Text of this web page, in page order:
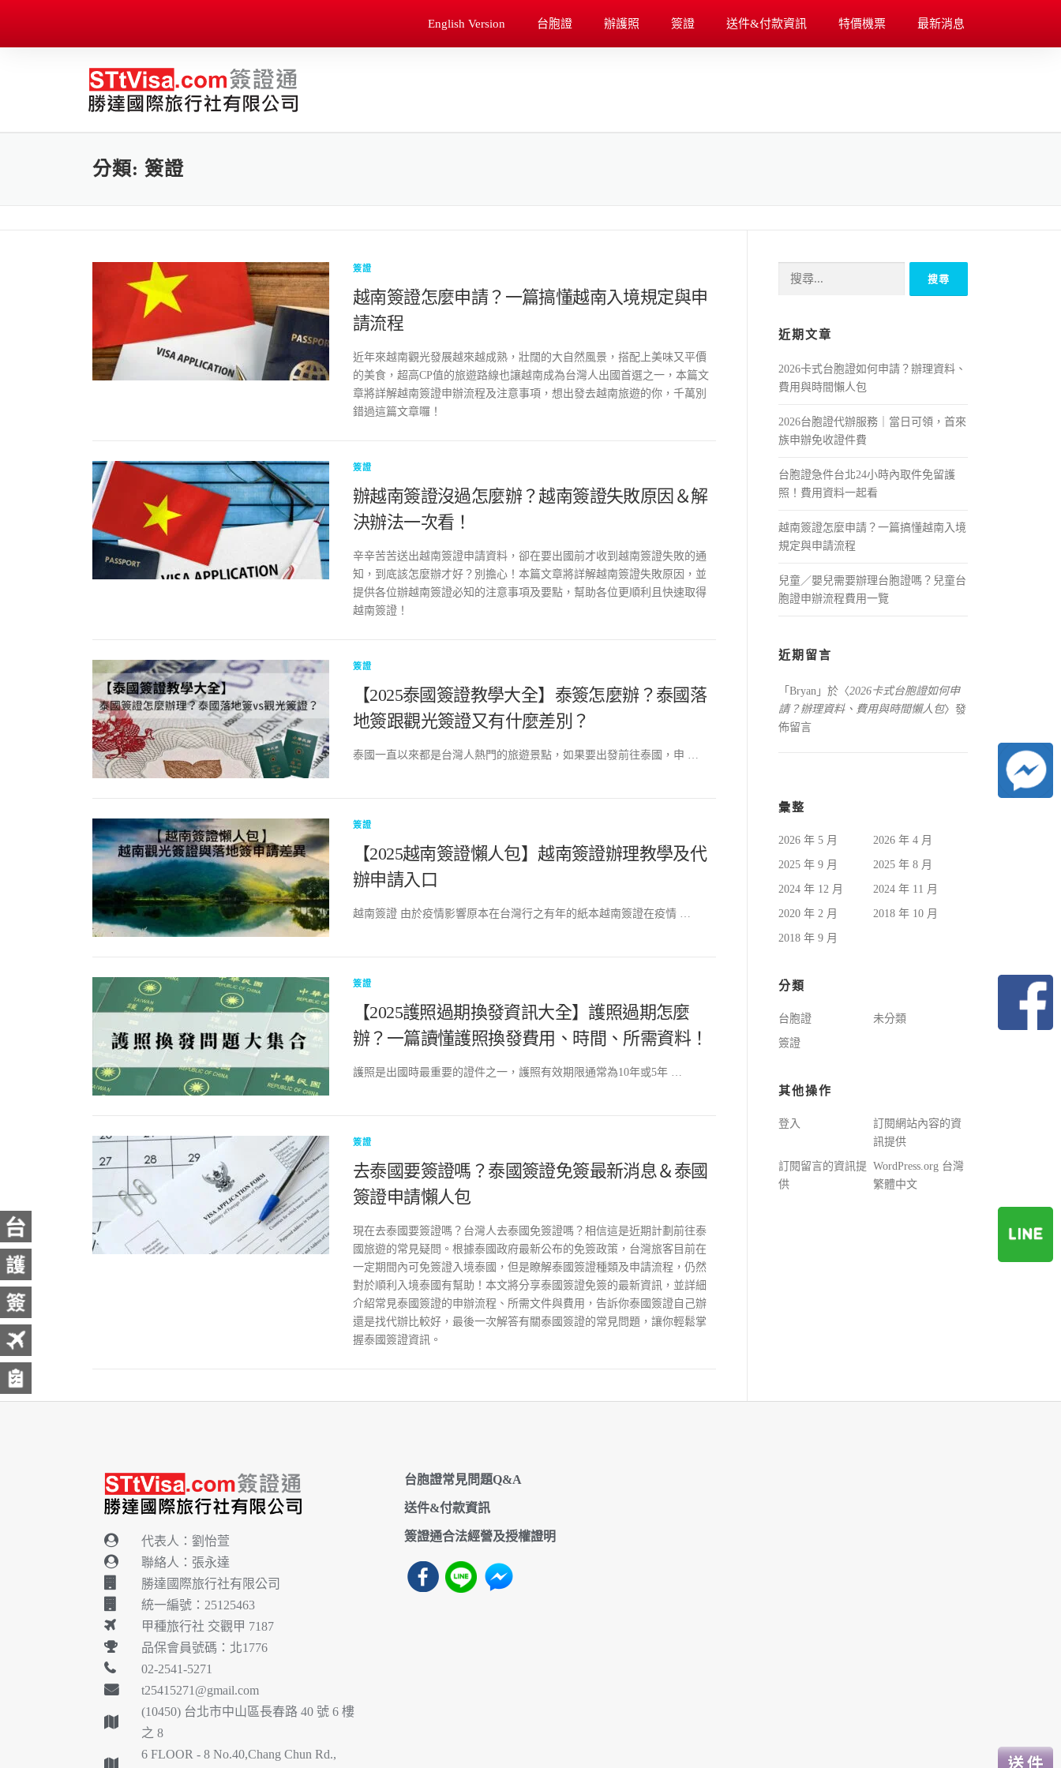
English Version 台胞證 辦護照 簽證 送件&付款資訊 特價機票 最新消息
分類: 簽證
簽證
越南簽證怎麼申請？一篇搞懂越南入境規定與申
請流程
近年來越南觀光發展越來越成熟，壯闊的大自然風景，搭配上美味又平價
的美食，超高CP值的旅遊路線也讓越南成為台灣人出國首選之一，本篇文
章將詳解越南簽證申辦流程及注意事項，想出發去越南旅遊的你，千萬別
錯過這篇文章囉！
簽證
辦越南簽證沒過怎麼辦？越南簽證失敗原因＆解
決辦法一次看！
辛辛苦苦送出越南簽證申請資料，卻在要出國前才收到越南簽證失敗的通
知，到底該怎麼辦才好？別擔心！本篇文章將詳解越南簽證失敗原因，並
提供各位辦越南簽證必知的注意事項及要點，幫助各位更順利且快速取得
越南簽證！
簽證
【2025泰國簽證教學大全】泰簽怎麼辦？泰國落
地簽跟觀光簽證又有什麼差別？
泰國一直以來都是台灣人熱門的旅遊景點，如果要出發前往泰國，申 …
簽證
【2025越南簽證懶人包】越南簽證辦理教學及代
辦申請入口
越南簽證 由於疫情影響原本在台灣行之有年的紙本越南簽證在疫情 …
簽證
【2025護照過期換發資訊大全】護照過期怎麼
辦？一篇讀懂護照換發費用、時間、所需資料！
護照是出國時最重要的證件之一，護照有效期限通常為10年或5年 …
簽證
去泰國要簽證嗎？泰國簽證免簽最新消息＆泰國
簽證申請懶人包
現在去泰國要簽證嗎？台灣人去泰國免簽證嗎？相信這是近期計劃前往泰
國旅遊的常見疑問。根據泰國政府最新公布的免簽政策，台灣旅客目前在
一定期間內可免簽證入境泰國，但是瞭解泰國簽證種類及申請流程，仍然
對於順利入境泰國有幫助！本文將分享泰國簽證免簽的最新資訊，並詳細
介紹常見泰國簽證的申辦流程、所需文件與費用，告訴你泰國簽證自己辦
還是找代辦比較好，最後一次解答有關泰國簽證的常見問題，讓你輕鬆掌
握泰國簽證資訊。
近期文章
2026卡式台胞證如何申請？辦理資料、
費用與時間懶人包
2026台胞證代辦服務｜當日可領，首來
族申辦免收證件費
台胞證急件台北24小時內取件免留護
照！費用資料一起看
越南簽證怎麼申請？一篇搞懂越南入境
規定與申請流程
兒童／嬰兒需要辦理台胞證嗎？兒童台
胞證申辦流程費用一覽
近期留言
「 Bryan 」於〈2026卡式台胞證如何申
請？辦理資料、費用與時間懶人包〉發
佈留言
彙整
2026 年 5 月 2026 年 4 月
2025 年 9 月 2025 年 8 月
2024 年 12 月 2024 年 11 月
2020 年 2 月 2018 年 10 月
2018 年 9 月
分類
台胞證 未分類
簽證
其他操作
登入
訂閱網站內容的資
訊提供
訂閱留言的資訊提
供
WordPress.org 台灣
繁體中文
代表人：劉怡萱
聯絡人：張永達
勝達國際旅行社有限公司
統一編號：25125463
甲種旅行社 交觀甲 7187
品保會員號碼：北1776
02-2541-5271
t25415271@gmail.com
(10450) 台北市中山區長春路 40 號 6 樓
之 8
6 FLOOR - 8 No.40,Chang Chun Rd.,
台胞證常見問題Q&A
送件&付款資訊
簽證通合法經營及授權證明